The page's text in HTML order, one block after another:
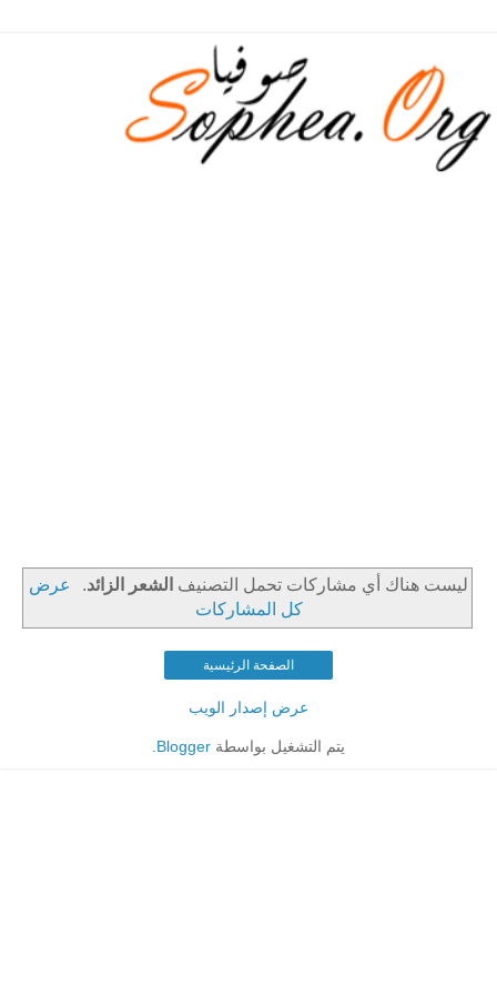
‏ليست هناك أي مشاركات تحمل التصنيف الشعر الزائد.
عرض
كل المشاركات
الصفحة الرئيسية
عرض إصدار الويب
يتم التشغيل بواسطة Blogger
.